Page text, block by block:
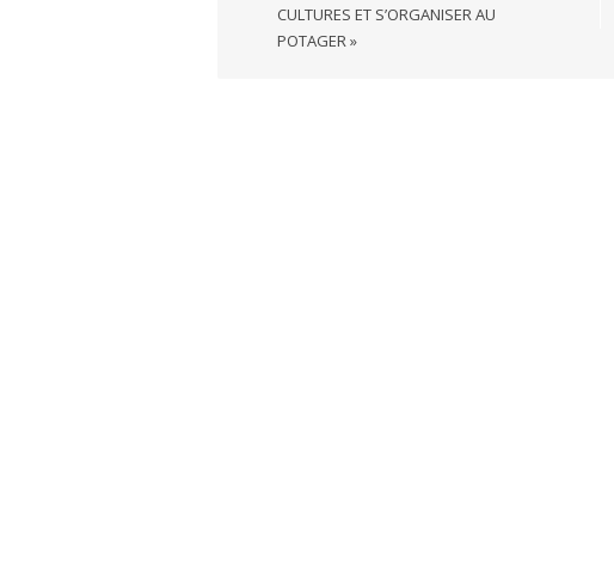
l’article
CULTURES ET S’ORGANISER AU
POTAGER »